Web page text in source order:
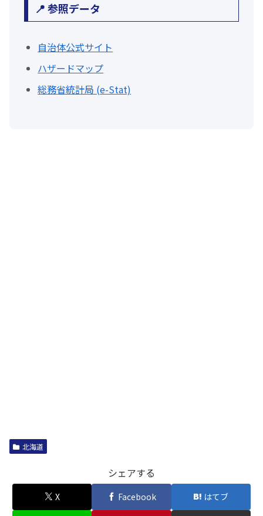
📍 参照データ
自治体公式サイト
ハザードマップ
総務省統計局 (e-Stat)
北海道
シェアする
X Facebook はてブ